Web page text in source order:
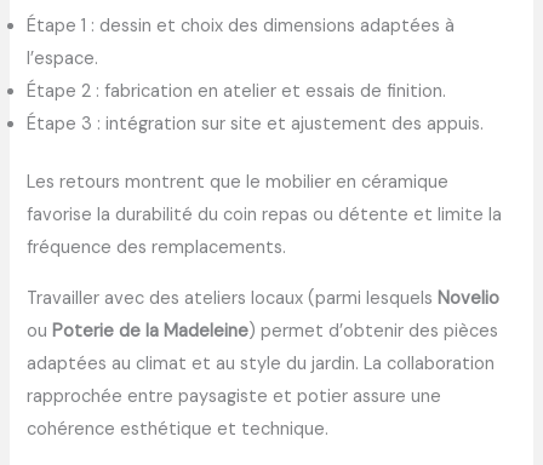
Étape 1 : dessin et choix des dimensions adaptées à
l’espace.
Étape 2 : fabrication en atelier et essais de finition.
Étape 3 : intégration sur site et ajustement des appuis.
Les retours montrent que le mobilier en céramique
favorise la durabilité du coin repas ou détente et limite la
fréquence des remplacements.
Travailler avec des ateliers locaux (parmi lesquelsNovelio
ouPoterie de la Madeleine) permet d’obtenir des pièces
adaptées au climat et au style du jardin. La collaboration
rapprochée entre paysagiste et potier assure une
cohérence esthétique et technique.